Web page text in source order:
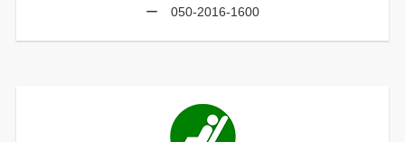
ー 050-2016-1600